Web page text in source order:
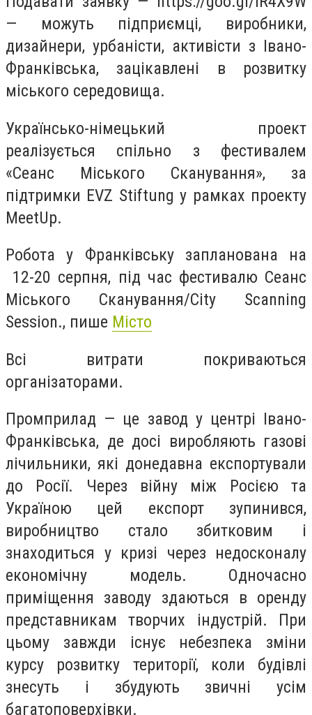
— можуть підприємці, виробники,
дизайнери, урбаністи, активісти з Івано-
Франківська, зацікавлені в розвитку
міського середовища.
Українсько-німецький проект
реалізується спільно з фестивалем
«Сеанс Міського Сканування», за
підтримки EVZ Stiftung у рамках проекту
MeetUp.
Робота у Франківську запланована на
12-20 серпня, під час фестивалю Сеанс
Міського Сканування/City Scanning
Session., пише Місто
Всі витрати покриваються
організаторами.
Промприлад — це завод у центрі Івано-
Франківська, де досі виробляють газові
лічильники, які донедавна експортували
до Росії. Через війну між Росією та
Україною цей експорт зупинився,
виробництво стало збитковим і
знаходиться у кризі через недосконалу
економічну модель. Одночасно
приміщення заводу здаються в оренду
представникам творчих індустрій. При
цьому завжди існує небезпека зміни
курсу розвитку території, коли будівлі
знесуть і збудують звичні усім
багатоповерхівки.